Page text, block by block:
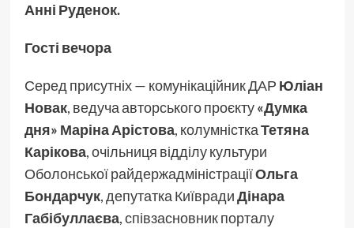
Анні Руденок.
Гості вечора
Серед присутніх — комунікаційник ДАР Юліан
Новак, ведуча авторського проєкту«Думка
дня» Маріна Арістова, колумністкаТетяна
Карікова, очільниця відділу культури
Оболонської райдержадміністраціїОльга
Бондарчук, депутатка КиїврадиДінара
Габібуллаєва, співзасновник порталу